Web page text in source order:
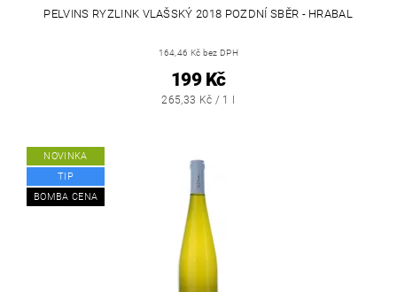
PELVINS RYZLINK VLAŠSKÝ 2018 POZDNÍ SBĚR - HRABAL
164,46 Kč bez DPH
199 Kč
265,33 Kč / 1 l
NOVINKA
TIP
BOMBA CENA